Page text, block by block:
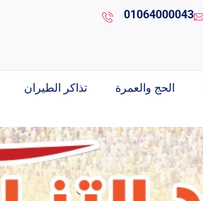
01064000043
الحج والعمرة تذاكر الطيران